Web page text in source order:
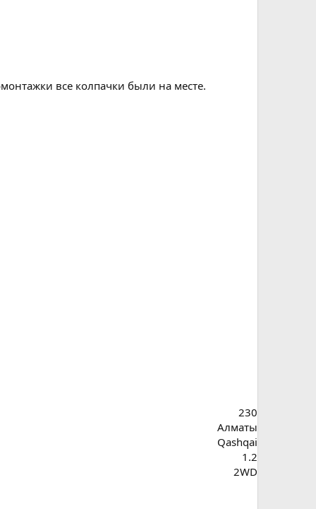
все колпачки были на месте.
230
Алматы
Qashqai
1.2
2WD